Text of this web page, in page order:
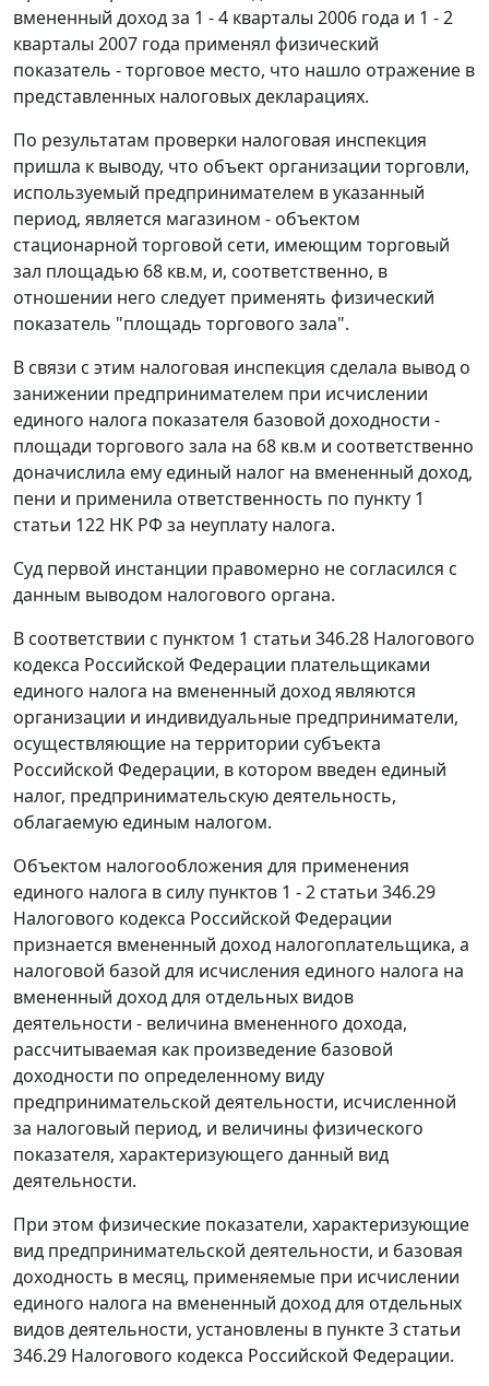
вмененный доход за 1 - 4 кварталы 2006 года и 1 - 2
кварталы 2007 года применял физический
показатель - торговое место, что нашло отражение в
представленных налоговых декларациях.
По результатам проверки налоговая инспекция
пришла к выводу, что объект организации торговли,
используемый предпринимателем в указанный
период, является магазином - объектом
стационарной торговой сети, имеющим торговый
зал площадью 68 кв.м, и, соответственно, в
отношении него следует применять физический
показатель "площадь торгового зала".
В связи с этим налоговая инспекция сделала вывод о
занижении предпринимателем при исчислении
единого налога показателя базовой доходности -
площади торгового зала на 68 кв.м и соответственно
доначислила ему единый налог на вмененный доход,
пени и применила ответственность по пункту 1
статьи 122 НК РФ за неуплату налога.
Суд первой инстанции правомерно не согласился с
данным выводом налогового органа.
В соответствии с пунктом 1 статьи 346.28 Налогового
кодекса Российской Федерации плательщиками
единого налога на вмененный доход являются
организации и индивидуальные предприниматели,
осуществляющие на территории субъекта
Российской Федерации, в котором введен единый
налог, предпринимательскую деятельность,
облагаемую единым налогом.
Объектом налогообложения для применения
единого налога в силу пунктов 1 - 2 статьи 346.29
Налогового кодекса Российской Федерации
признается вмененный доход налогоплательщика, а
налоговой базой для исчисления единого налога на
вмененный доход для отдельных видов
деятельности - величина вмененного дохода,
рассчитываемая как произведение базовой
доходности по определенному виду
предпринимательской деятельности, исчисленной
за налоговый период, и величины физического
показателя, характеризующего данный вид
деятельности.
При этом физические показатели, характеризующие
вид предпринимательской деятельности, и базовая
доходность в месяц, применяемые при исчислении
единого налога на вмененный доход для отдельных
видов деятельности, установлены в пункте 3 статьи
346.29 Налогового кодекса Российской Федерации.